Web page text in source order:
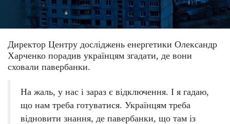
Директор Центру досліджень енергетики Олександр
Харченко порадив українцям згадати, де вони
сховали павербанки.
На жаль, у нас і зараз є відключення. І я гадаю,
що нам треба готуватися. Українцям треба
відновити знання, де павербанки, що там із